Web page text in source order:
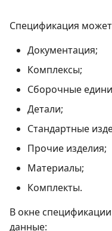
Спецификация может
Документация;
Комплексы;
Сборочные
Детали;
Стандартные
Прочие изделия;
Материалы;
Комплекты.
В окне
данные: